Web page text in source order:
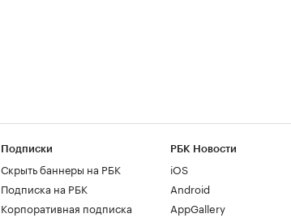
Подписки
Скрыть баннеры на РБК
Подписка на РБК
Корпоративная подписка
РБК Новости
iOS
Android
AppGallery